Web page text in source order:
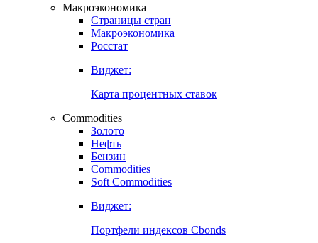
Макроэкономика
Страницы стран
Макроэкономика
Росстат
Виджет:
Карта процентных ставок
Commodities
Золото
Нефть
Бензин
Commodities
Soft Commodities
Виджет:
Портфели индексов Cbonds